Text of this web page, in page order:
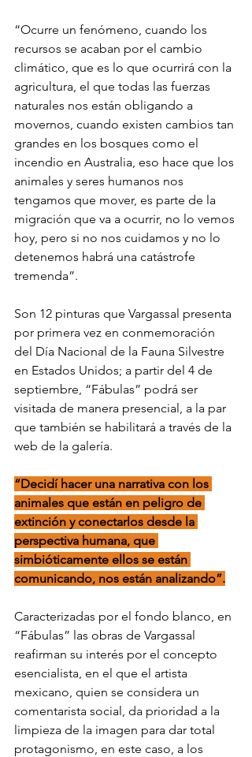
“Ocurre un fenómeno, cuando los
recursos se acaban por el cambio
climático, que es lo que ocurrirá con la
agricultura, el que todas las fuerzas
naturales nos están obligando a
movernos, cuando existen cambios tan
grandes en los bosques como el
incendio en Australia, eso hace que los
animales y seres humanos nos
tengamos que mover, es parte de la
migración que va a ocurrir, no lo vemos
hoy, pero si no nos cuidamos y no lo
detenemos habrá una catástrofe
tremenda”.
Son 12 pinturas que Vargassal presenta
por primera vez en conmemoración
del Día Nacional de la Fauna Silvestre
en Estados Unidos; a partir del 4 de
septiembre, “Fábulas” podrá ser
visitada de manera presencial, a la par
que también se habilitará a través de la
web de la galería.
“Decidí hacer una narrativa con los
animales que están en peligro de
extinción y conectarlos desde la
perspectiva humana, que
simbióticamente ellos se están
comunicando, nos están analizando”.
Caracterizadas por el fondo blanco, en
“Fábulas” las obras de Vargassal
reafirman su interés por el concepto
esencialista, en el que el artista
mexicano, quien se considera un
comentarista social, da prioridad a la
limpieza de la imagen para dar total
protagonismo, en este caso, a los